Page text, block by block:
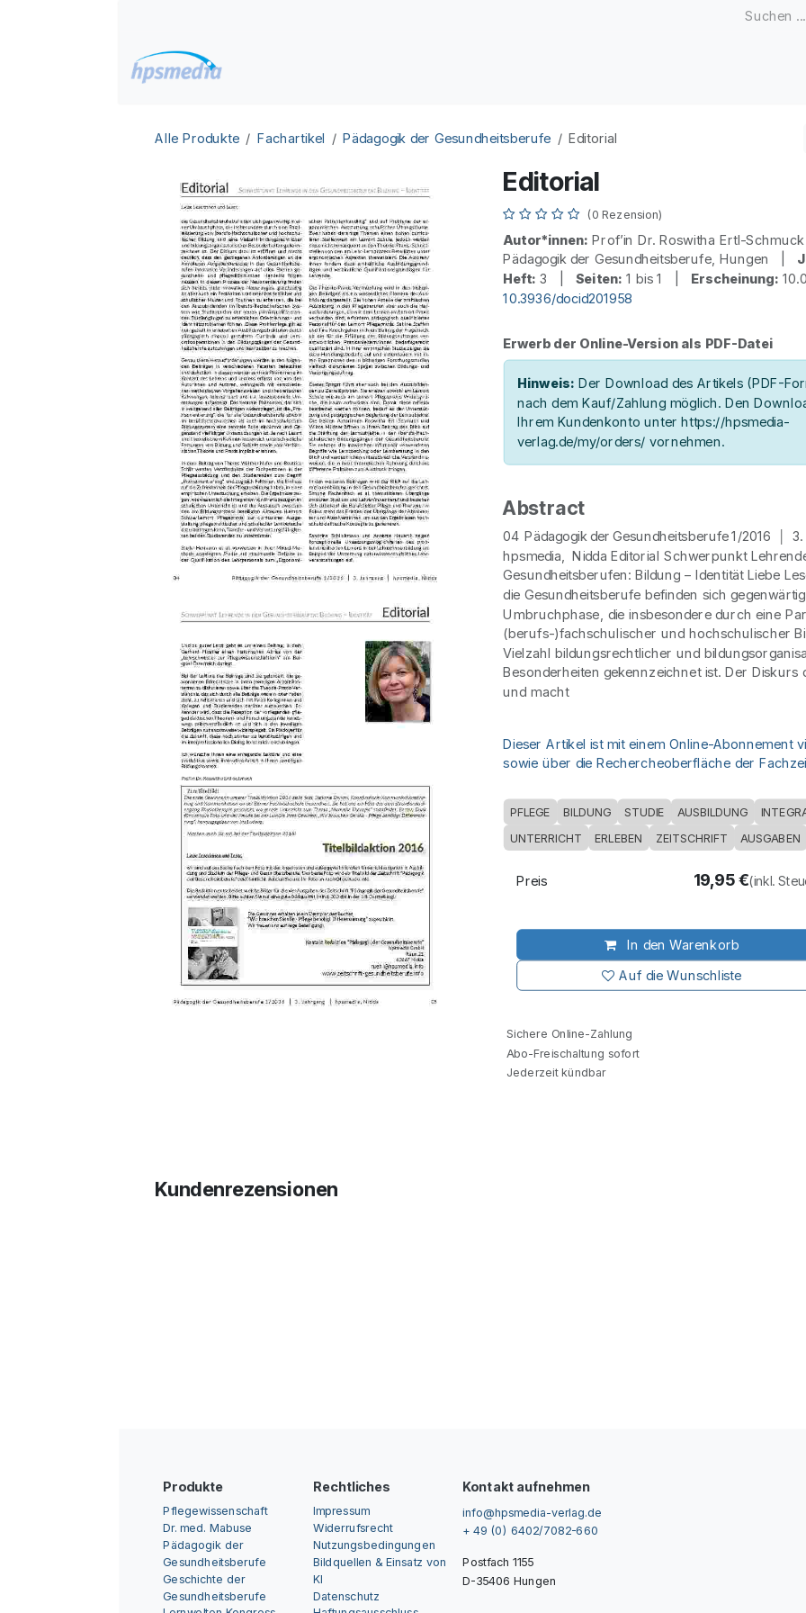
Alle Produkte Fachartikel Pädagogik der Gesundheitsberufe Editorial
Editorial
(0 Rezension)
Autor*innen: Prof’in Dr. Roswitha Ertl-
Pädagogik der Gesundheitsberufe, Hungen |
Heft: 3 | Seiten: 1 bis 1 | Erscheinung:
10.3936/docid201958
Erwerb der Online-Version als PDF-Datei
Hinweis: Der Download des Artikels (PDF-
nach dem Kauf/Zahlung möglich. Den
Ihrem Kundenkonto unter https://hpsmedia-
verlag.de/my/orders/ vornehmen.
Abstract
04 Pädagogik der Gesundheitsberufe 1/2016 │
hpsmedia, Nidda Editorial Schwerpunkt
Gesundheitsberufen: Bildung – Identität Liebe
die Gesundheitsberufe befinden sich
Umbruchphase, die insbesondere durch eine
(berufs-)fachschulischer und hochschulischer
Vielzahl bildungsrechtlicher und
Besonderheiten gekennzeichnet ist. Der Diskurs
und macht
Dieser Artikel ist mit einem Online-Abonnement
sowie über die Rechercheoberfläche der
PFLEGE BILDUNG STUDIE AUSBILDUNG
UNTERRICHT ERLEBEN ZEITSCHRIFT AUSGABEN
In den Warenkorb
Auf die Wunschliste
Preis 19,95€(inkl.
Sichere Online-Zahlung
Abo-Freischaltung sofort
Jederzeit kündbar
Kundenrezensionen
Produkte
Pflegewissenschaft
Dr. med. Mabuse
Pädagogik der
Gesundheitsberufe
Geschichte der
Gesundheitsberufe
Rechtliches
Impressum
Widerrufsrecht
Nutzungsbedingungen
Bildquellen & Einsatz von
KI
Datenschutz
Kontakt aufnehmen
info@hpsmedia-verlag.de
+ 49 (0) 6402/7082-660
Postfach 1155
D-35406 Hungen